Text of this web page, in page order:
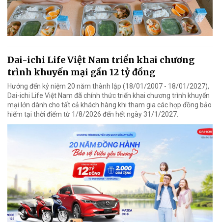
Dai-ichi Life Việt Nam triển khai chương
trình khuyến mại gần 12 tỷ đồng
Hướng đến kỷ niệm 20 năm thành lập (18/01/2007 - 18/01/2027),
Dai-ichi Life Việt Nam đã chính thức triển khai chương trình khuyến
mại lớn dành cho tất cả khách hàng khi tham gia các hợp đồng bảo
hiểm tại thời điểm từ 1/8/2026 đến hết ngày 31/1/2027.